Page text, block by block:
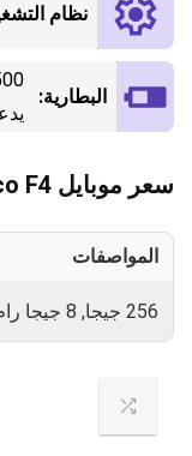
نظام
البطارية:
سعر موبايل Xiaomi Poco F4
المواصفات
256 جيجا, 8 جيجا رام